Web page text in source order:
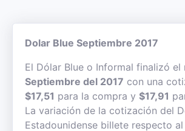
Dolar Blue Septiembre 2017
El Dólar Blue o Informal finalizó el
Septiembre del 2017 con una
$17,51 para la compra y $17,91
La variación de la cotización del
Estadounidense billete respecto